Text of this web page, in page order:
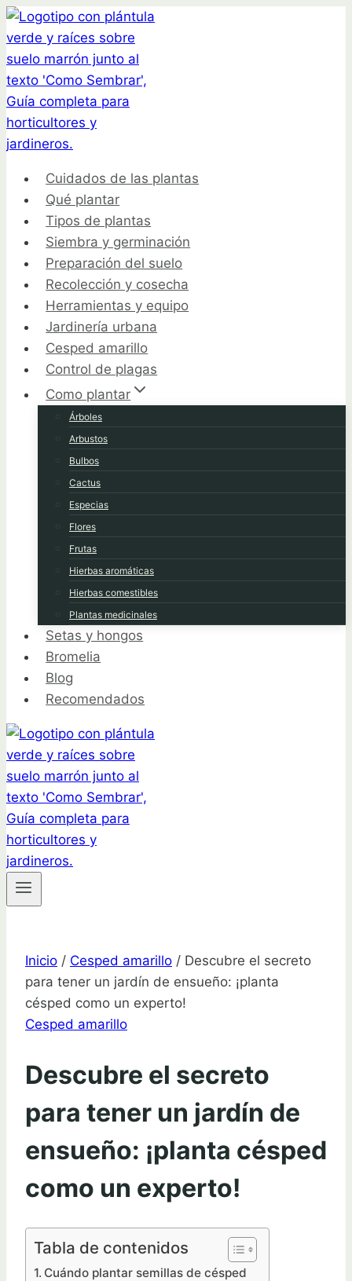
Saltar
al
contenido
Cuidados de las plantas
Qué plantar
Tipos de plantas
Siembra y germinación
Preparación del suelo
Recolección y cosecha
Herramientas y equipo
Jardinería urbana
Cesped amarillo
Control de plagas
Como plantar
Árboles
Arbustos
Bulbos
Cactus
Especias
Flores
Frutas
Hierbas aromáticas
Hierbas comestibles
Plantas medicinales
Setas y hongos
Bromelia
Blog
Recomendados
Inicio / Cesped amarillo / Descubre el secreto
para tener un jardín de ensueño: ¡planta
césped como un experto!
Cesped amarillo
Descubre el secreto
para tener un jardín de
ensueño: ¡planta césped
como un experto!
Tabla de contenidos
Cuándo plantar semillas de césped